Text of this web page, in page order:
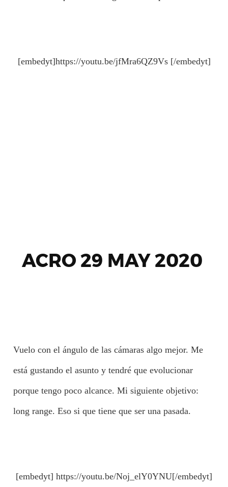
[embedyt]https://youtu.be/jfMra6QZ9Vs [/embedyt]
ACRO 29 MAY 2020
Vuelo con el ángulo de las cámaras algo mejor. Me
está gustando el asunto y tendré que evolucionar
porque tengo poco alcance. Mi siguiente objetivo:
long range. Eso si que tiene que ser una pasada.
[embedyt] https://youtu.be/Noj_elY0YNU[/embedyt]